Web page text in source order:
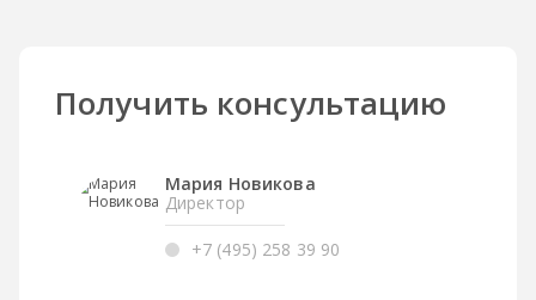
Получить консультацию
Мария Новикова
Директор
+7 (495) 258 39 90